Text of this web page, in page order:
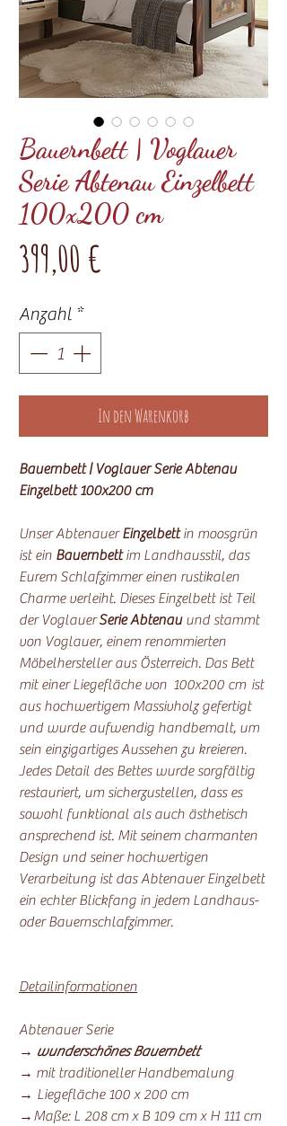
Bauernbett | Voglauer
Serie Abtenau Einzelbett
100x200 cm
399,00 €
Anzahl *
In den Warenkorb
Bauernbett | Voglauer Serie Abtenau
Einzelbett 100x200 cm
Unser AbtenauerEinzelbettin moosgrün
ist ein Bauernbettim Landhausstil, das
Eurem Schlafzimmer einen rustikalen
Charme verleiht. Dieses Einzelbett ist Teil
der VoglauerSerie Abtenau und stammt
von Voglauer, einem renommierten
Möbelhersteller aus Österreich. Das Bett
mit einer Liegefläche von 100x200 cm ist
aus hochwertigem Massivholz gefertigt
und wurde aufwendig handbemalt, um
sein einzigartiges Aussehen zu kreieren.
Jedes Detail des Bettes wurde sorgfältig
restauriert, um sicherzustellen, dass es
sowohl funktional als auch ästhetisch
ansprechend ist. Mit seinem charmanten
Design und seiner hochwertigen
Verarbeitung ist das Abtenauer Einzelbett
ein echter Blickfang in jedem Landhaus-
oder Bauernschlafzimmer.
Detailinformationen
Abtenauer Serie
→ wunderschönes Bauernbett
→ mit traditioneller Handbemalung
→ Liegefläche 100 x 200 cm
→Maße: L 208 cm x B 109 cm x H 111 cm